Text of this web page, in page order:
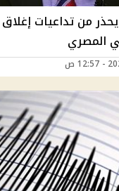
من تداعيات
المصري